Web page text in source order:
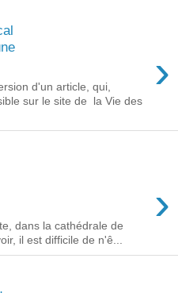
›
d'un article, qui,
sur le site de la Vie des
›
dans la cathédrale de
il est difficile de n'ê...